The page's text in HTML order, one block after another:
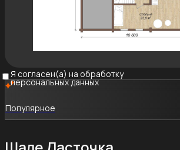
Популярное
Я согласен(а) на обработку
персональных данных